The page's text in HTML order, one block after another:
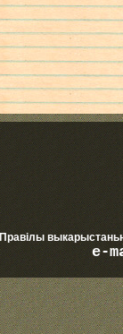
Правілы
e-